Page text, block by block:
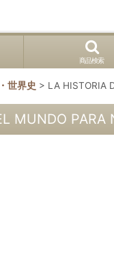
商品検索
世界史 > LA HISTORIA
MUNDO PARA